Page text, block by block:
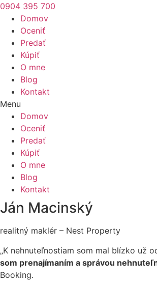
0904 395 700
Domov
Oceniť
Predať
Kúpiť
O mne
Blog
Kontakt
Menu
Domov
Oceniť
Predať
Kúpiť
O mne
Blog
Kontakt
Ján Macinský
realitný maklér – Nest Property
„K nehnuteľnostiam som mal blízko už
som prenajímaním a správou
Booking.